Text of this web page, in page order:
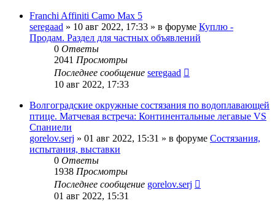
Franchi Affiniti Camo Max 5
seregaad » 10 авг 2022, 17:33 » в форуме Куплю -
Продам. Раздел для частных объявлений
0 Ответы
2041 Просмотры
Последнее сообщение seregaad
10 авг 2022, 17:33
Волгоградские окружные состязания по водоплавающей
птице. Матчевая встреча: Континентальные легавые VS
Спаниели
gorelov.serj » 01 авг 2022, 15:31 » в форуме Состязания,
испытания, выставки
0 Ответы
1938 Просмотры
Последнее сообщение gorelov.serj
01 авг 2022, 15:31